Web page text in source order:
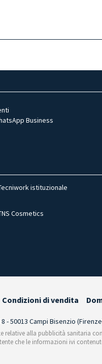
Business
istituzionale
Cosmetics
Condizioni di vendita
- 50013 Campi Bisenzio
relative alla pubblicità sanitaria
che le informazioni ivi